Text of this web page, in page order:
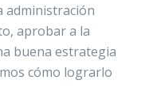
administración
aprobar a la
buena estrategia
cómo lograrlo